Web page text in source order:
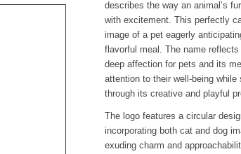
describes the way an animal’s
with excitement. This perfectly
image of a pet eagerly
flavorful meal. The name reflects
deep affection for pets and its
attention to their well-being while
through its creative and playful
The logo features a circular
incorporating both cat and dog
exuding charm and